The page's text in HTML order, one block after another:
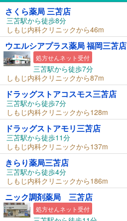
さくら薬局 三苫店
三苫駅から徒歩8分
しもじ内科クリニックから46m
ウエルシアプラス薬局 福岡三苫店
処方せんネット受付
三苫駅から徒歩7分
しもじ内科クリニックから87m
ドラッグストアコスモス三苫店
三苫駅から徒歩7分
しもじ内科クリニックから128m
ドラッグストアモリ三苫店
三苫駅から徒歩11分
しもじ内科クリニックから137m
きらり薬局三苫店
三苫駅から徒歩4分
しもじ内科クリニックから186m
ニック調剤薬局 三苫店
処方せんネット受付